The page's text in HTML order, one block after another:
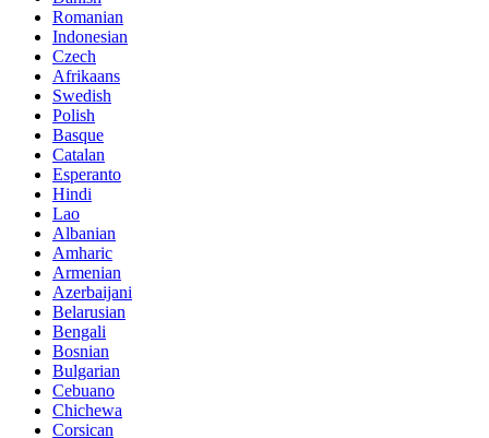
Romanian
Indonesian
Czech
Afrikaans
Swedish
Polish
Basque
Catalan
Esperanto
Hindi
Lao
Albanian
Amharic
Armenian
Azerbaijani
Belarusian
Bengali
Bosnian
Bulgarian
Cebuano
Chichewa
Corsican